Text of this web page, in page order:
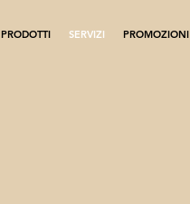
PRODOTTI SERVIZI PROMOZIONI